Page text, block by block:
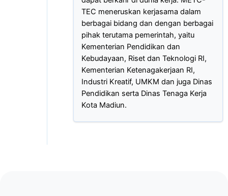
TEC meneruskan kerjasama dalam
berbagai bidang dan dengan berbagai
pihak terutama pemerintah, yaitu
Kementerian Pendidikan dan
Kebudayaan, Riset dan Teknologi RI,
Kementerian Ketenagakerjaan RI,
Industri Kreatif, UMKM dan juga Dinas
Pendidikan serta Dinas Tenaga Kerja
Kota Madiun.